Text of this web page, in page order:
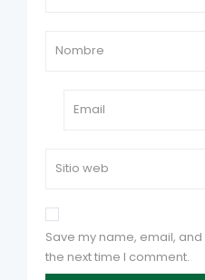
Save my name, email,
the next time I comment.